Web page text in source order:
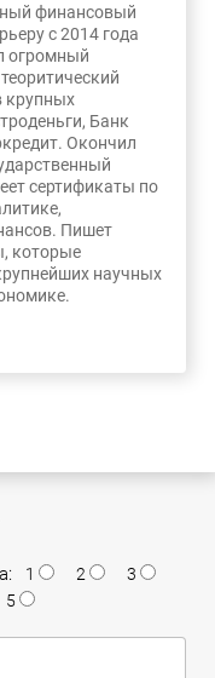
финансовый
с 2014 года
огромный
крупных
Банк
Окончил
сертификаты по
Пишет
которые
научных
1 2
3
5